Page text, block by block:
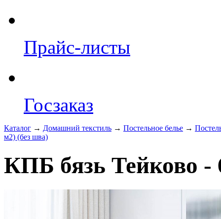
Прайс-листы
Госзаказ
Каталог → Домашний текстиль → Постельное белье →
м2) (без шва)
КПБ бязь Тейково -